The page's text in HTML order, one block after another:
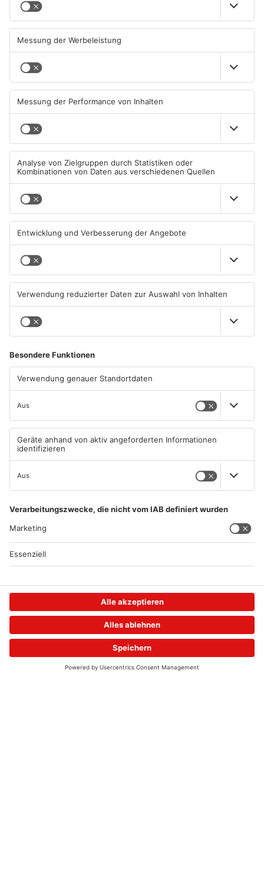
Brände in Seligenstadt,
Waldaschaff und zwischen
Hanau und Kahl
PRIMAVERALAND
leiden unter Trockenheit
04.08.2026, 15:07 UHR IN
TOPNEWS
Kliniken im Primaveraland
melden mehr Patienten
durch Hitze
04.08.2026, 07:50 UHR IN
PRIMAVERALAND
Schüsse in Langenselbold,
Gelnhausen, Linsengericht
und Miltenberg